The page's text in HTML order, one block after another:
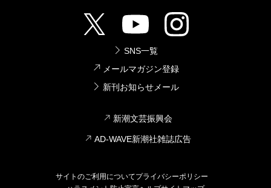
SNS一覧
メールマガジン登録
新刊お知らせメール
新潮文芸振興会
AD-WAVE新潮社雑誌広告
サイトのご利用についてプライバシーポリシー